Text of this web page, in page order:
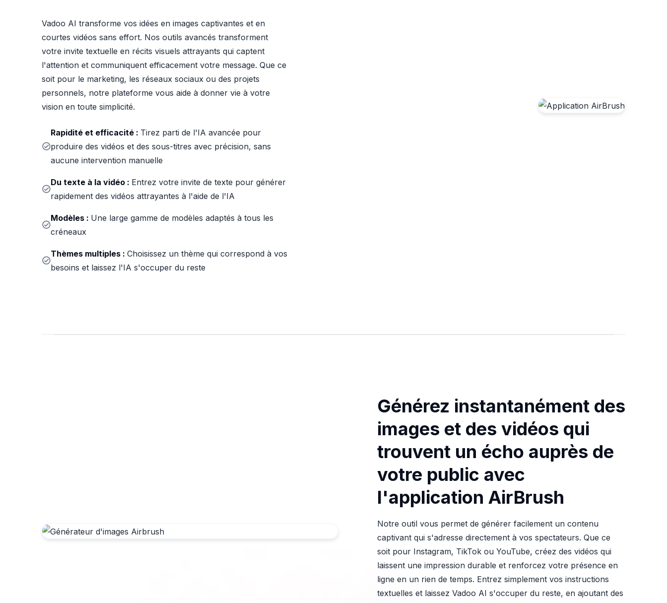
Vadoo AI transforme vos idées en images captivantes et en
courtes vidéos sans effort. Nos outils avancés transforment
votre invite textuelle en récits visuels attrayants qui captent
l'attention et communiquent efficacement votre message. Que ce
soit pour le marketing, les réseaux sociaux ou des projets
personnels, notre plateforme vous aide à donner vie à votre
vision en toute simplicité.
Rapidité et efficacité : Tirez parti de l'IA avancée pour
produire des vidéos et des sous-titres avec précision, sans
aucune intervention manuelle
Du texte à la vidéo : Entrez votre invite de texte pour générer
rapidement des vidéos attrayantes à l'aide de l'IA
Modèles : Une large gamme de modèles adaptés à tous les
créneaux
Thèmes multiples : Choisissez un thème qui correspond à vos
besoins et laissez l'IA s'occuper du reste
Générez instantanément des
images et des vidéos qui
trouvent un écho auprès de
votre public avec
l'application AirBrush
Notre outil vous permet de générer facilement un contenu
captivant qui s'adresse directement à vos spectateurs. Que ce
soit pour Instagram, TikTok ou YouTube, créez des vidéos qui
laissent une impression durable et renforcez votre présence en
ligne en un rien de temps. Entrez simplement vos instructions
textuelles et laissez Vadoo AI s'occuper du reste, en ajoutant des